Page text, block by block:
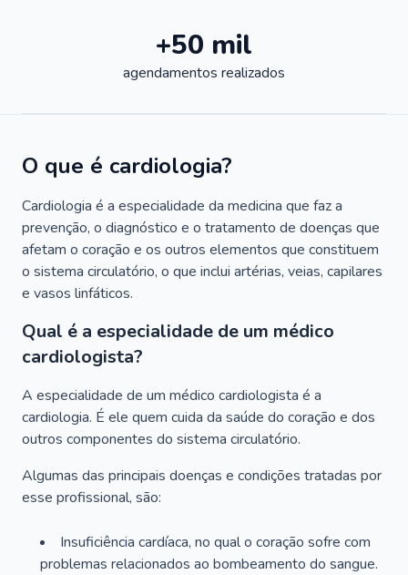
+50 mil
agendamentos realizados
O que é cardiologia?
Cardiologia é a especialidade da medicina que faz a
prevenção, o diagnóstico e o tratamento de doenças que
afetam o coração e os outros elementos que constituem
o sistema circulatório, o que inclui artérias, veias, capilares
e vasos linfáticos.
Qual é a especialidade de um médico
cardiologista?
A especialidade de um médico cardiologista é a
cardiologia. É ele quem cuida da saúde do coração e dos
outros componentes do sistema circulatório.
Algumas das principais doenças e condições tratadas por
esse profissional, são:
Insuficiência cardíaca, no qual o coração sofre com
problemas relacionados ao bombeamento do sangue.